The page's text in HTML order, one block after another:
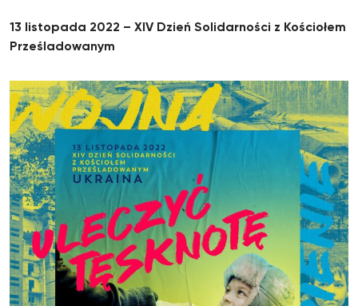
13 listopada 2022 – XIV Dzień Solidarności z Kościołem
Prześladowanym